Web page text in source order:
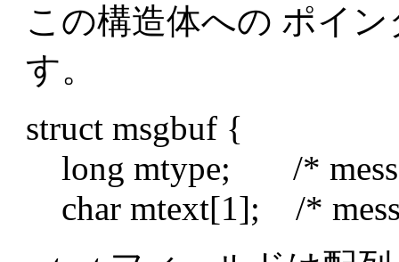
この構造体への ポイ
す。
struct msgbuf {
long mtype; /*
char mtext[1]; /*